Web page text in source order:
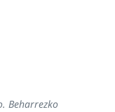
Beharrezko